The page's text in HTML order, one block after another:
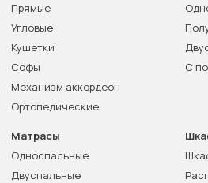
Прямые
Угловые
Кушетки
Софы
Механизм аккордеон
Ортопедические
С
Матрасы
Односпальные
Двуспальные